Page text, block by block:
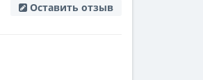
Оставить отзыв